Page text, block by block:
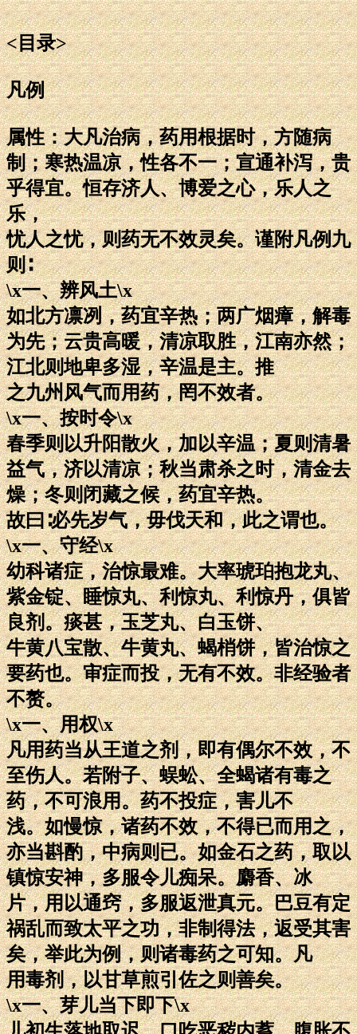
<目录>
凡例
属性：大凡治病，药用根据时，方随病
制；寒热温凉，性各不一；宣通补泻，贵
乎得宜。恒存济人、博爱之心，乐人之
乐，
忧人之忧，则药无不效灵矣。谨附凡例九
则∶
\x一、辨风土\x
如北方凛冽，药宜辛热；两广烟瘴，解毒
为先；云贵高暖，清凉取胜，江南亦然；
江北则地卑多湿，辛温是主。推
之九州风气而用药，罔不效者。
\x一、按时令\x
春季则以升阳散火，加以辛温；夏则清暑
益气，济以清凉；秋当肃杀之时，清金去
燥；冬则闭藏之候，药宜辛热。
故曰∶必先岁气，毋伐天和，此之谓也。
\x一、守经\x
幼科诸症，治惊最难。大率琥珀抱龙丸、
紫金锭、睡惊丸、利惊丸、利惊丹，俱皆
良剂。痰甚，玉芝丸、白玉饼、
牛黄八宝散、牛黄丸、蝎梢饼，皆治惊之
要药也。审症而投，无有不效。非经验者
不赘。
\x一、用权\x
凡用药当从王道之剂，即有偶尔不效，不
至伤人。若附子、蜈蚣、全蝎诸有毒之
药，不可浪用。药不投症，害儿不
浅。如慢惊，诸药不效，不得已而用之，
亦当斟酌，中病则已。如金石之药，取以
镇惊安神，多服令儿痴呆。麝香、冰
片，用以通窍，多服返泄真元。巴豆有定
祸乱而致太平之功，非制得法，返受其害
矣，举此为例，则诸毒药之可知。凡
用毒剂，以甘草煎引佐之则善矣。
\x一、芽儿当下即下\x